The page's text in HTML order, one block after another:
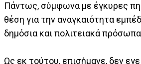
Πάντως, σύμφωνα με έγκυρες
θέση για την αναγκαιότητα
δημόσια και πολιτειακά
Ως εκ τούτου, επισήμανε, δεν